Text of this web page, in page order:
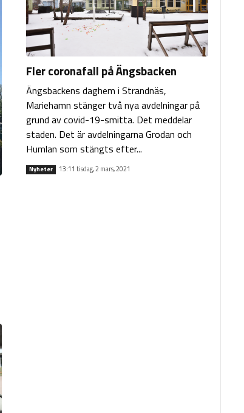
Fler coronafall på Ängsbacken
Ängsbackens daghem i Strandnäs,
Mariehamn stänger två nya avdelningar på
grund av covid-19-smitta. Det meddelar
staden. Det är avdelningarna Grodan och
Humlan som stängts efter...
Nyheter 13:11 tisdag, 2 mars, 2021